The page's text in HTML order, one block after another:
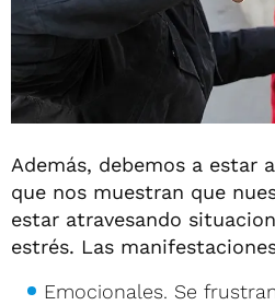
Además, debemos a estar
que nos muestran que
estar atravesando
estrés. Las
Emocionales. Se